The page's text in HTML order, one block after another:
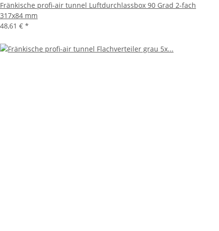
Fränkische profi-air tunnel Luftdurchlassbox 90 Grad 2-fach
317x84 mm
48,61 € *